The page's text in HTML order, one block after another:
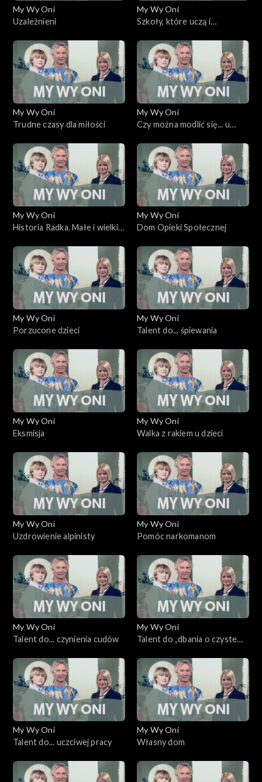
My Wy Oni
Uzależnieni
My Wy Oni
Szkoły, które uczą i
My Wy Oni
Trudne czasy dla miłości
My Wy Oni
Czy można modlić się... u
My Wy Oni
Historia Radka. Małe i wielkie
My Wy Oni
Dom Opieki Społecznej
My Wy Oni
Porzucone dzieci
My Wy Oni
Talent do... śpiewania
My Wy Oni
Eksmisja
My Wy Oni
Walka z rakiem u dzieci
My Wy Oni
Uzdrowienie alpinisty
My Wy Oni
Pomóc narkomanom
My Wy Oni
Talent do... czynienia cudów
My Wy Oni
Talent do „dbania o czyste
My Wy Oni
Talent do... uczciwej pracy
My Wy Oni
Własny dom